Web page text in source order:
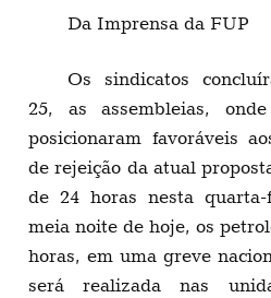
Da Imprensa da FUP
Os sindicatos
25, as assembleias,
posicionaram favoráveis
de rejeição da atual
de 24 horas nesta
meia noite de hoje, os
horas, em uma greve
será realizada nas